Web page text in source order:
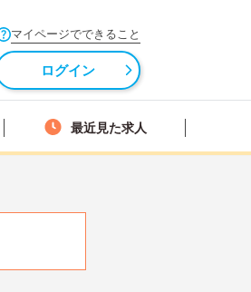
マイページでできること
ログイン
最近見た求人